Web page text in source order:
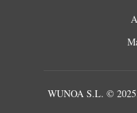
WUNOA S.L. © 2025.